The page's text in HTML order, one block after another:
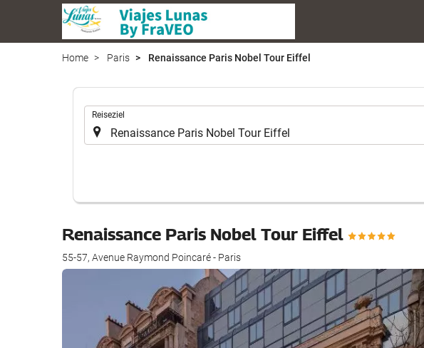
Home Paris Renaissance Paris Nobel Tour Eiffel
Reiseziel
Renaissance Paris Nobel Tour Eiffel
55-57, Avenue Raymond Poincaré - Paris